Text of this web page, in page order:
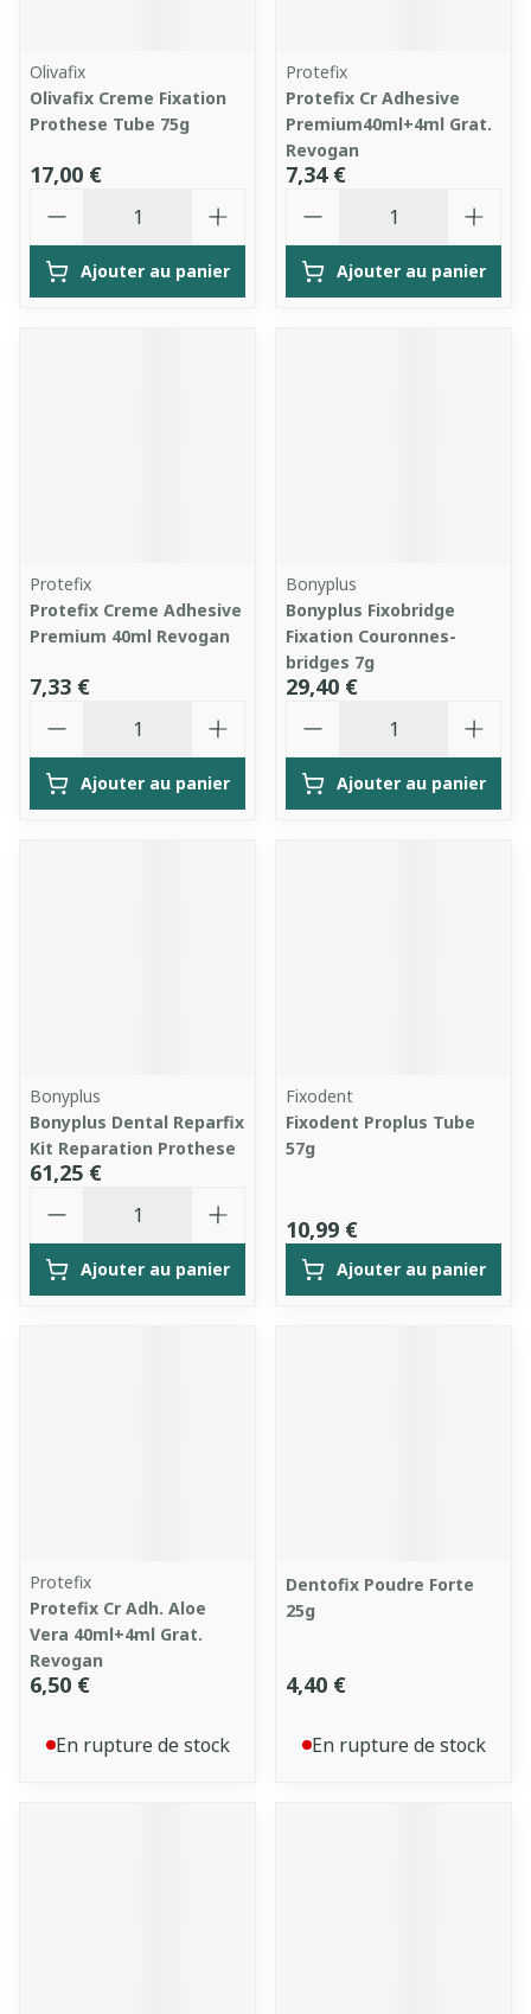
Olivafix
Olivafix Creme Fixation
Prothese Tube 75g
17,00 €
Ajouter au panier
Protefix
Protefix Cr Adhesive
Premium40ml+4ml Grat.
Revogan
7,34 €
Ajouter au panier
Protefix
Protefix Creme Adhesive
Premium 40ml Revogan
7,33 €
Ajouter au panier
Bonyplus
Bonyplus Fixobridge
Fixation Couronnes-
bridges 7g
29,40 €
Ajouter au panier
Bonyplus
Bonyplus Dental Reparfix
Kit Reparation Prothese
61,25 €
Ajouter au panier
Fixodent
Fixodent Proplus Tube
57g
10,99 €
Ajouter au panier
Protefix
Protefix Cr Adh. Aloe
Vera 40ml+4ml Grat.
Revogan
6,50 €
En rupture de stock
Dentofix Poudre Forte
25g
4,40 €
En rupture de stock